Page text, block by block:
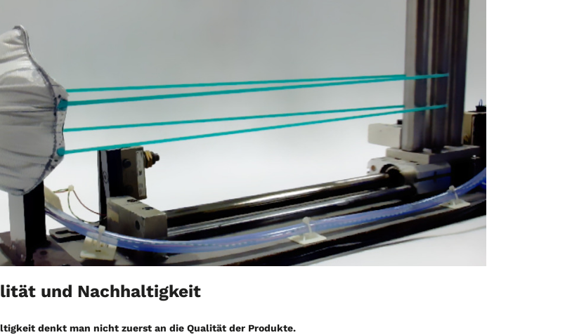
und Nachhaltigkeit
denkt man nicht zuerst an die Qualität der Produkte.